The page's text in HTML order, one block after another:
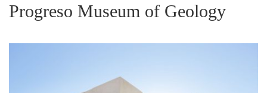
Progreso Museum of Geology